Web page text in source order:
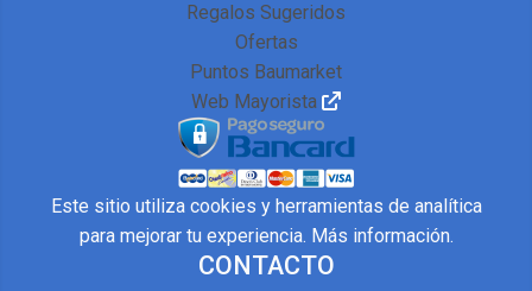
Regalos Sugeridos
Ofertas
Puntos Baumarket
Web Mayorista
CONTACTO
Este sitio utiliza cookies y herramientas de analítica
para mejorar tu experiencia. Más información.